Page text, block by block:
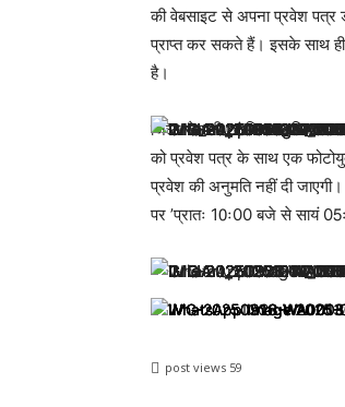
की वेबसाइट से अपना प्रवेश पत्र
प्राप्त कर सकते हैं। इसके साथ
है।
जिला सेनानी एवं जिला अग्निशमन
को प्रवेश पत्र के साथ एक
प्रवेश की अनुमति नहीं दी
पर ’प्रातः 10ः00 बजे से सायं
post views 59